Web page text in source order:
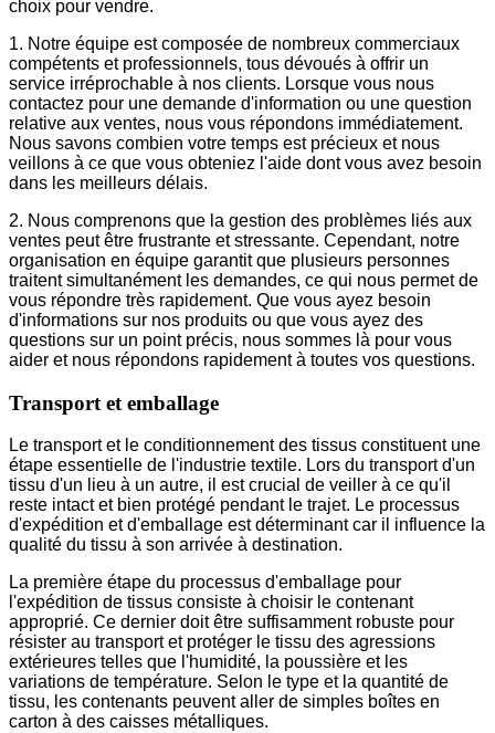
choix pour vendre.
1. Notre équipe est composée de nombreux commerciaux
compétents et professionnels, tous dévoués à offrir un
service irréprochable à nos clients. Lorsque vous nous
contactez pour une demande d'information ou une question
relative aux ventes, nous vous répondons immédiatement.
Nous savons combien votre temps est précieux et nous
veillons à ce que vous obteniez l'aide dont vous avez besoin
dans les meilleurs délais.
2. Nous comprenons que la gestion des problèmes liés aux
ventes peut être frustrante et stressante. Cependant, notre
organisation en équipe garantit que plusieurs personnes
traitent simultanément les demandes, ce qui nous permet de
vous répondre très rapidement. Que vous ayez besoin
d'informations sur nos produits ou que vous ayez des
questions sur un point précis, nous sommes là pour vous
aider et nous répondons rapidement à toutes vos questions.
Transport et emballage
Le transport et le conditionnement des tissus constituent une
étape essentielle de l'industrie textile. Lors du transport d'un
tissu d'un lieu à un autre, il est crucial de veiller à ce qu'il
reste intact et bien protégé pendant le trajet. Le processus
d'expédition et d'emballage est déterminant car il influence la
qualité du tissu à son arrivée à destination.
La première étape du processus d'emballage pour
l'expédition de tissus consiste à choisir le contenant
approprié. Ce dernier doit être suffisamment robuste pour
résister au transport et protéger le tissu des agressions
extérieures telles que l'humidité, la poussière et les
variations de température. Selon le type et la quantité de
tissu, les contenants peuvent aller de simples boîtes en
carton à des caisses métalliques.